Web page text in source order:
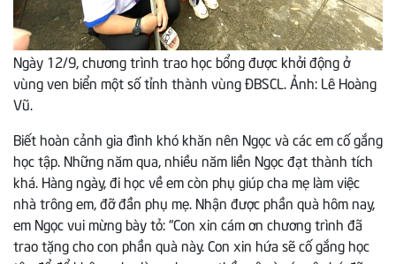
Ngày 12/9, chương trình trao học bổng được khởi động ở
vùng ven biển một số tỉnh thành vùng ĐBSCL. Ảnh: Lê Hoàng
Vũ.
Biết hoàn cảnh gia đình khó khăn nên Ngọc và các em cố gắng
học tập. Những năm qua, nhiều năm liền Ngọc đạt thành tích
khá. Hàng ngày, đi học về em còn phụ giúp cha mẹ làm việc
nhà trông em, đỡ đần phụ mẹ. Nhận được phần quà hôm nay,
em Ngọc vui mừng bày tỏ: “Con xin cám ơn chương trình đã
trao tặng cho con phần quà này. Con xin hứa sẽ cố gắng học